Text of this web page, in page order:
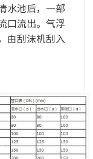
水池后，一部
口流出。气浮
由刮沫机刮入